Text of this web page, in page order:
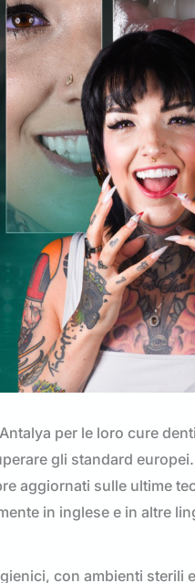
per le loro cure
gli standard
aggiornati sulle ultime
in inglese e in altre
con ambienti sterili